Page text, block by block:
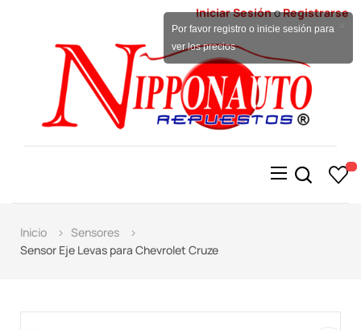
Iniciar SesiónoRegistrarse
Alternar
navegación
☰
Inicio
Sensores
Sensor Eje Levas para Chevrolet Cruze
Por favor registro o inicie sesión para
ver los precios